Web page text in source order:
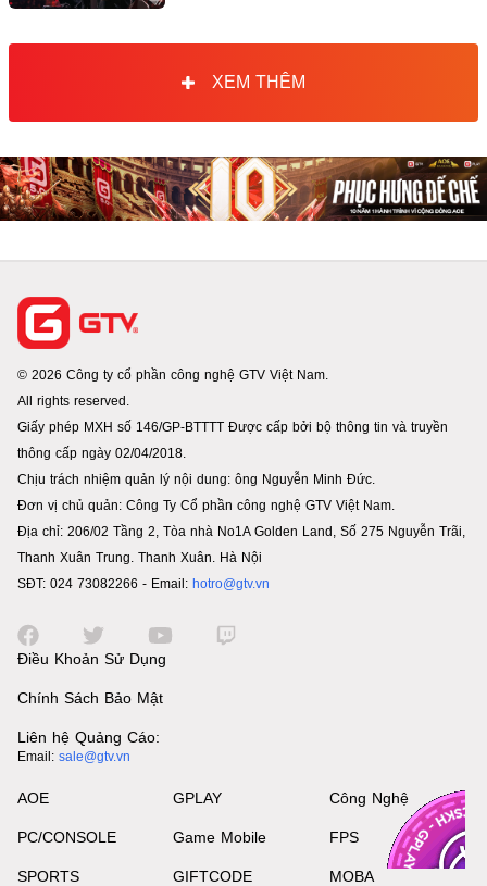
XEM THÊM
© 2026 Công ty cổ phần công nghệ GTV Việt Nam.
All rights reserved.
Giấy phép MXH số 146/GP-BTTTT Được cấp bởi bộ thông tin và truyền
thông cấp ngày 02/04/2018.
Chịu trách nhiệm quản lý nội dung: ông Nguyễn Minh Đức.
Đơn vị chủ quản: Công Ty Cổ phần công nghệ GTV Việt Nam.
Địa chỉ: 206/02 Tầng 2, Tòa nhà No1A Golden Land, Số 275 Nguyễn Trãi,
Thanh Xuân Trung. Thanh Xuân. Hà Nội
SĐT: 024 73082266 - Email: hotro@gtv.vn
Điều Khoản Sử Dụng
Chính Sách Bảo Mật
Liên hệ Quảng Cáo:
Email: sale@gtv.vn
AOE
PC/CONSOLE
SPORTS
GPLAY
Game Mobile
GIFTCODE
Công Nghệ
FPS
MOBA